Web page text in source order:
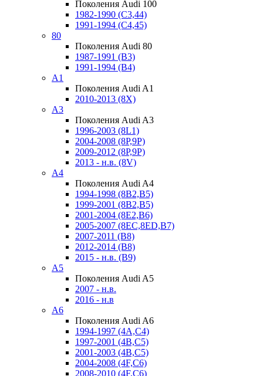
Поколения Audi 100
1982-1990 (С3,44)
1991-1994 (С4,45)
80
Поколения Audi 80
1987-1991 (B3)
1991-1994 (B4)
A1
Поколения Audi A1
2010-2013 (8X)
A3
Поколения Audi A3
1996-2003 (8L1)
2004-2008 (8P,9P)
2009-2012 (8P,9P)
2013 - н.в. (8V)
A4
Поколения Audi A4
1994-1998 (8B2,B5)
1999-2001 (8B2,B5)
2001-2004 (8E2,B6)
2005-2007 (8EC,8ED,B7)
2007-2011 (B8)
2012-2014 (B8)
2015 - н.в. (B9)
A5
Поколения Audi A5
2007 - н.в.
2016 - н.в
A6
Поколения Audi A6
1994-1997 (4A,C4)
1997-2001 (4B,C5)
2001-2003 (4B,C5)
2004-2008 (4F,C6)
2008-2010 (4F,C6)